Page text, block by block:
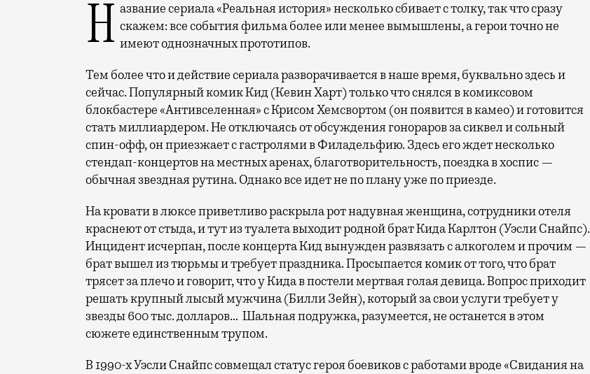
Название сериала «Реальная история» несколько сбивает с толку, так что сразу скажем: все события фильма более или менее вымышлены, а герои точно не
имеют однозначных прототипов.
Тем более что и действие сериала разворачивается в наше время, буквально здесь и
сейчас. Популярный комик Кид (Кевин Харт) только что снялся в комиксовом
блокбастере «Антивселенная» с Крисом Хемсвортом (он появится в камео) и готовится
стать миллиардером. Не отключаясь от обсуждения гонораров за сиквел и сольный
спин-офф, он приезжает с гастролями в Филадельфию. Здесь его ждет несколько
стендап-концертов на местных аренах, благотворительность, поездка в хоспис —
обычная звездная рутина. Однако все идет не по плану уже по приезде.
На кровати в люксе приветливо раскрыла рот надувная женщина, сотрудники отеля
краснеют от стыда, и тут из туалета выходит родной брат Кида Карлтон (Уэсли Снайпс).
Инцидент исчерпан, после концерта Кид вынужден развязать с алкоголем и прочим —
брат вышел из тюрьмы и требует праздника. Просыпается комик от того, что брат
трясет за плечо и говорит, что у Кида в постели мертвая голая девица. Вопрос приходит
решать крупный лысый мужчина (Билли Зейн), который за свои услуги требует у
звезды 600 тыс. долларов… Шальная подружка, разумеется, не останется в этом
сюжете единственным трупом.
В 1990-х Уэсли Снайпс совмещал статус героя боевиков с работами вроде «Свидания на